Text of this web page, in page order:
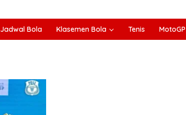
Jadwal Bola Klasemen Bola Tenis MotoGP